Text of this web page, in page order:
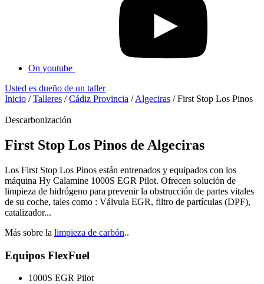
On youtube
Usted es dueño de un taller
Inicio /Talleres /Cádiz Provincia /Algeciras /First Stop Los Pinos
Descarbonización
First Stop Los Pinos de Algeciras
Los First Stop Los Pinos están entrenados y equipados con los
máquina Hy Calamine 1000S EGR Pilot. Ofrecen solución de
limpieza de hidrógeno para prevenir la obstrucción de partes vitales
de su coche, tales como : Válvula EGR, filtro de partículas (DPF),
catalizador...
Más sobre la limpieza de carbón..
Equipos FlexFuel
1000S EGR Pilot